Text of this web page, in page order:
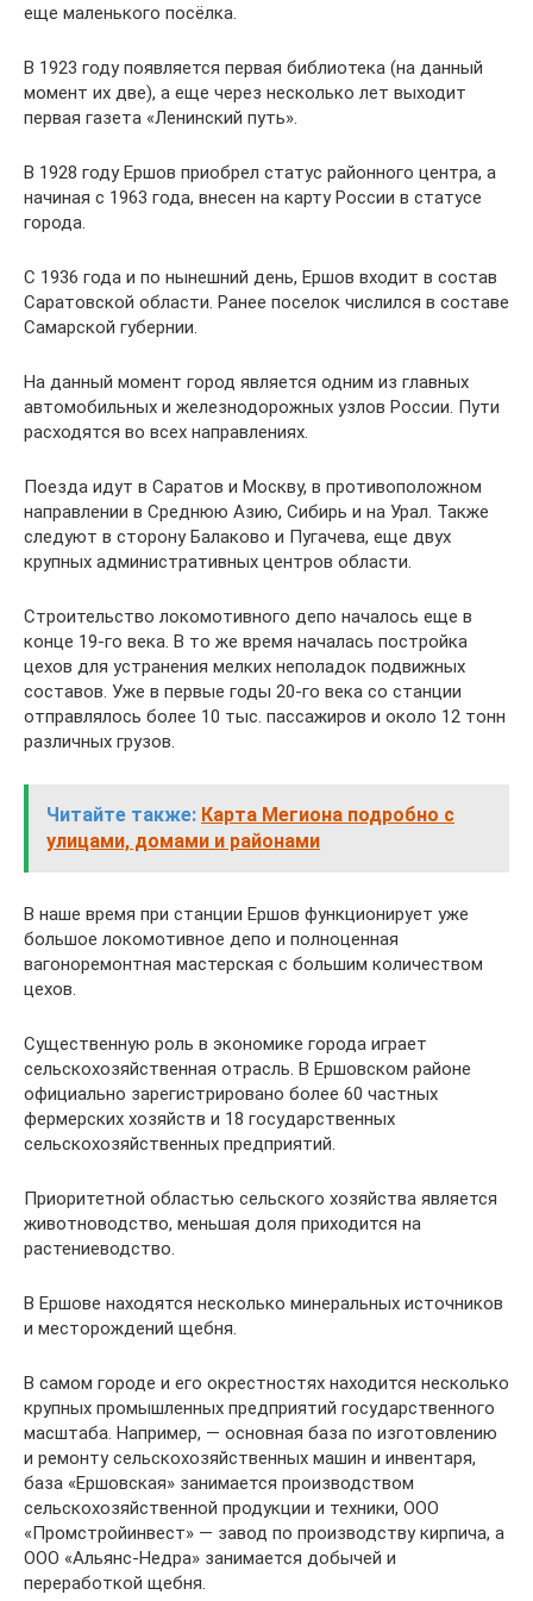
еще маленького посёлка.
В 1923 году появляется первая библиотека (на данный
момент их две), а еще через несколько лет выходит
первая газета «Ленинский путь».
В 1928 году Ершов приобрел статус районного центра, а
начиная с 1963 года, внесен на карту России в статусе
города.
С 1936 года и по нынешний день, Ершов входит в состав
Саратовской области. Ранее поселок числился в составе
Самарской губернии.
На данный момент город является одним из главных
автомобильных и железнодорожных узлов России. Пути
расходятся во всех направлениях.
Поезда идут в Саратов и Москву, в противоположном
направлении в Среднюю Азию, Сибирь и на Урал. Также
следуют в сторону Балаково и Пугачева, еще двух
крупных административных центров области.
Строительство локомотивного депо началось еще в
конце 19-го века. В то же время началась постройка
цехов для устранения мелких неполадок подвижных
составов. Уже в первые годы 20-го века со станции
отправлялось более 10 тыс. пассажиров и около 12 тонн
различных грузов.
Читайте также: Карта Мегиона подробно с
улицами, домами и районами
В наше время при станции Ершов функционирует уже
большое локомотивное депо и полноценная
вагоноремонтная мастерская с большим количеством
цехов.
Существенную роль в экономике города играет
сельскохозяйственная отрасль. В Ершовском районе
официально зарегистрировано более 60 частных
фермерских хозяйств и 18 государственных
сельскохозяйственных предприятий.
Приоритетной областью сельского хозяйства является
животноводство, меньшая доля приходится на
растениеводство.
В Ершове находятся несколько минеральных источников
и месторождений щебня.
В самом городе и его окрестностях находится несколько
крупных промышленных предприятий государственного
масштаба. Например, — основная база по изготовлению
и ремонту сельскохозяйственных машин и инвентаря,
база «Ершовская» занимается производством
сельскохозяйственной продукции и техники, ООО
«Промстройинвест» — завод по производству кирпича, а
ООО «Альянс-Недра» занимается добычей и
переработкой щебня.